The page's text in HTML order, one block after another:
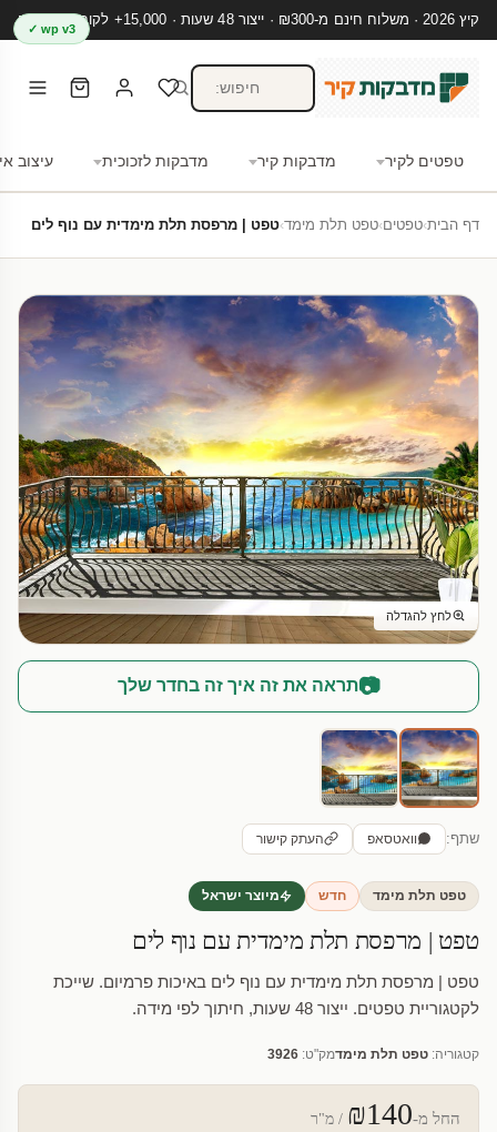
קיץ 2026 · משלוח חינם מ-₪300 · ייצור 48 שעות · 15,000+ לקוחות מרוצים
טפטים לקיר מדבקות קיר מדבקות לזכוכית עיצוב
wp v3 ✓
דף הבית›טפטים›טפט תלת מימד›טפט | מרפסת תלת מימדית עם נוף לים
לחץ להגדלה
📷תראה את זה איך זה בחדר שלך
שתף: וואטסאפ העתק קישור
טפט תלת מימד חדש מיוצר ישראל
טפט | מרפסת תלת מימדית עם נוף לים
טפט | מרפסת תלת מימדית עם נוף לים באיכות פרמיום. שייכת
לקטגוריית טפטים. ייצור 48 שעות, חיתוך לפי מידה.
קטגוריה: טפט תלת מימדמק"ט: 3926
החל מ-₪140 / מ"ר